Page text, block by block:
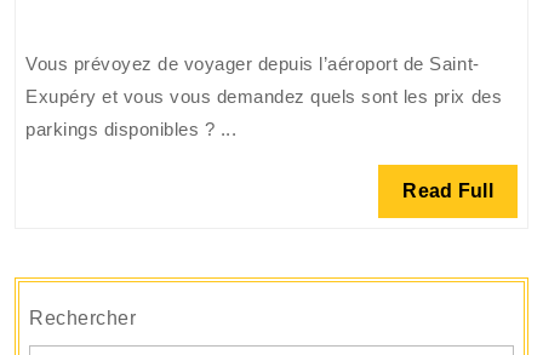
parkings
à
l’aéroport
le
Vous prévoyez de voyager depuis l’aéroport de Saint-
Exupéry et vous vous demandez quels sont les prix des
parkings disponibles ? ...
Read Full Read
Full
Rechercher